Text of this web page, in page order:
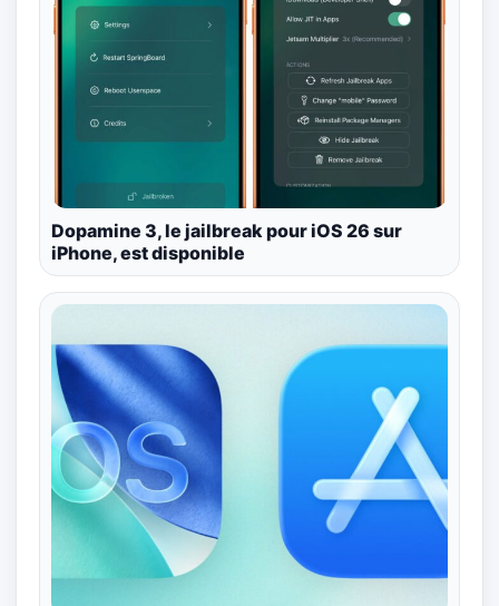
Dopamine 3, le jailbreak pour iOS 26 sur
iPhone, est disponible